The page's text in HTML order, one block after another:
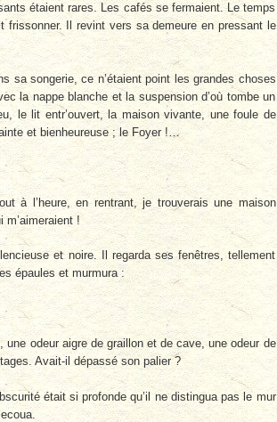
étaient rares. Les cafés se fermaient. Le temps
frissonner. Il revint vers sa demeure en pressant le
sa songerie, ce n’étaient point les grandes choses
la nappe blanche et la suspension d’où tombe un
le lit entr’ouvert, la maison vivante, une foule de
et bienheureuse ; le Foyer !…
à l’heure, en rentrant, je trouverais une maison
!
et noire. Il regarda ses fenêtres, tellement
épaules et murmura :
odeur aigre de graillon et de cave, une odeur de
Avait-il dépassé son palier ?
était si profonde qu’il ne distingua pas le mur